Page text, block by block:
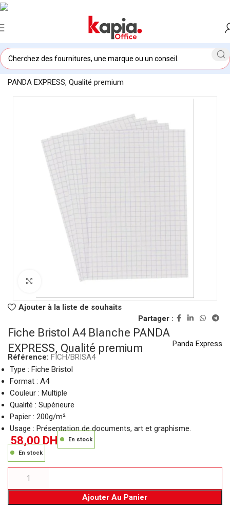
Accueil/KAPIA OFFICE MAROC/Fiche Bristol A4 Blanche
PANDA EXPRESS, Qualité premium
Click to enlarge
Ajouter à la liste de souhaits
Partager :
Fiche Bristol A4 Blanche PANDA
EXPRESS, Qualité premium
Référence: FICH/BRISA4
Panda Express
Type : Fiche Bristol
Format : A4
Couleur : Multiple
Qualité : Supérieure
Papier : 200g/m²
Usage : Présentation de documents, art et graphisme.
58,00DH
En stock
En stock
Ajouter Au Panier